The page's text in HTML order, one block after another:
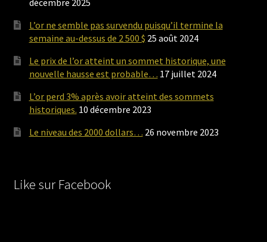
L’or ne semble pas survendu puisqu’il termine la
semaine au-dessus de 2 500 $ 25 août 2024
Le prix de l’or atteint un sommet historique, une
nouvelle hausse est probable… 17 juillet 2024
L’or perd 3% après avoir atteint des sommets
historiques. 10 décembre 2023
Le niveau des 2000 dollars… 26 novembre 2023
Like sur Facebook